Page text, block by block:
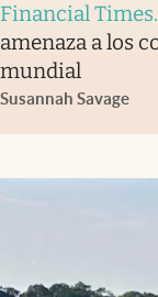
Financial Times.
amenaza a los
mundial
Susannah Savage